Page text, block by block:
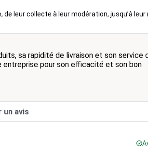
leur collecte à leur modération, jusqu’à leur
sa rapidité de livraison et son service
pour son efficacité et son bon
un avis